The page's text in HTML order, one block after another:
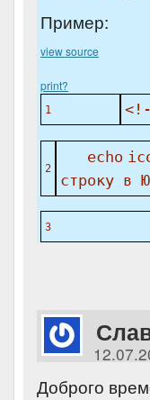
Пример:
view source
print?
1
2
echo
строку в
3
Доброго